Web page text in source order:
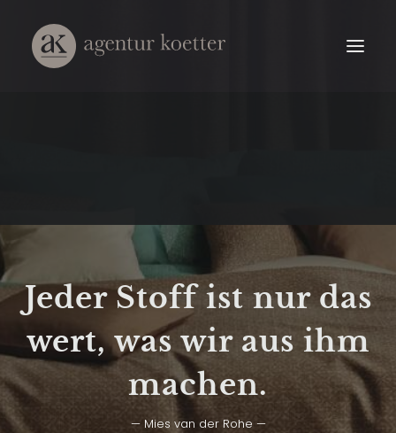
Jeder Stoff ist nur das
wert, was wir aus ihm
machen.
— Mies van der Rohe —